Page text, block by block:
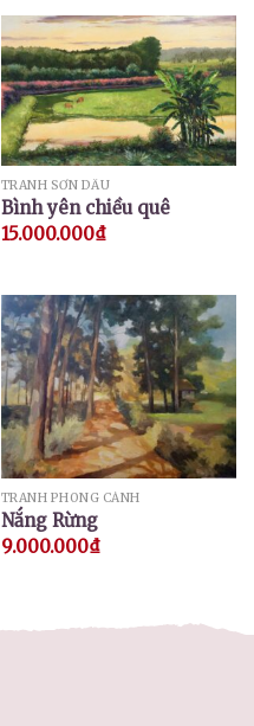
TRANH SƠN DẦU
Bình yên chiều quê
15.000.000₫
TRANH PHONG CẢNH
Nắng Rừng
9.000.000₫